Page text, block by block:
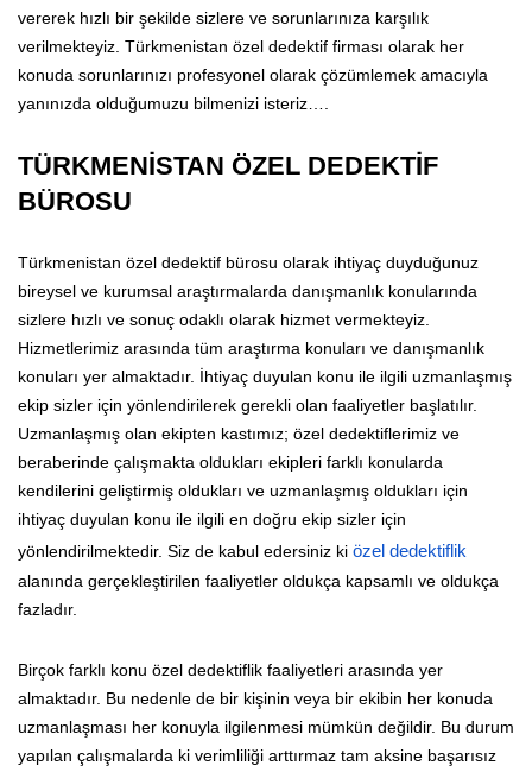
vererek hızlı bir şekilde sizlere ve sorunlarınıza karşılık
verilmekteyiz. Türkmenistan özel dedektif firması olarak her
konuda sorunlarınızı profesyonel olarak çözümlemek amacıyla
yanınızda olduğumuzu bilmenizi isteriz….
TÜRKMENİSTAN ÖZEL DEDEKTİF
BÜROSU
Türkmenistan özel dedektif bürosu olarak ihtiyaç duyduğunuz
bireysel ve kurumsal araştırmalarda danışmanlık konularında
sizlere hızlı ve sonuç odaklı olarak hizmet vermekteyiz.
Hizmetlerimiz arasında tüm araştırma konuları ve danışmanlık
konuları yer almaktadır. İhtiyaç duyulan konu ile ilgili uzmanlaşmış
ekip sizler için yönlendirilerek gerekli olan faaliyetler başlatılır.
Uzmanlaşmış olan ekipten kastımız; özel dedektiflerimiz ve
beraberinde çalışmakta oldukları ekipleri farklı konularda
kendilerini geliştirmiş oldukları ve uzmanlaşmış oldukları için
ihtiyaç duyulan konu ile ilgili en doğru ekip sizler için
yönlendirilmektedir. Siz de kabul edersiniz ki özel dedektiflik
alanında gerçekleştirilen faaliyetler oldukça kapsamlı ve oldukça
fazladır.
Birçok farklı konu özel dedektiflik faaliyetleri arasında yer
almaktadır. Bu nedenle de bir kişinin veya bir ekibin her konuda
uzmanlaşması her konuyla ilgilenmesi mümkün değildir. Bu durum
yapılan çalışmalarda ki verimliliği arttırmaz tam aksine başarısız